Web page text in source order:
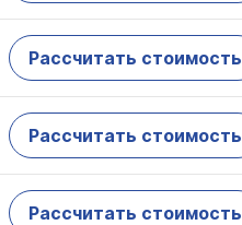
Рассчитать стоимость
Рассчитать стоимость
Рассчитать стоимость